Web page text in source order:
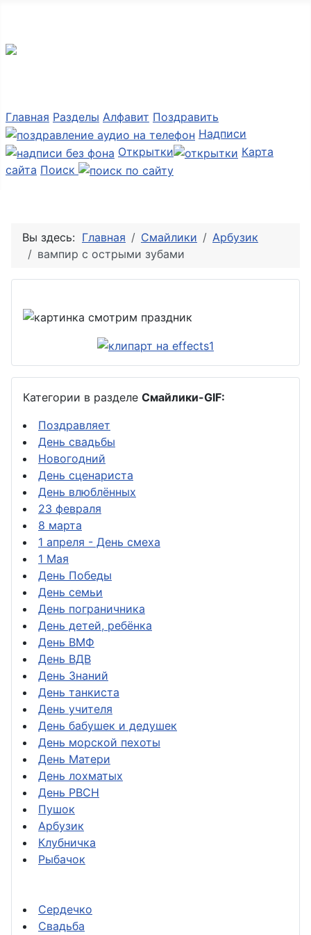
Главная Разделы Алфавит Поздравить
Надписи
Открытки
Карта
сайта Поиск
Вы здесь: Главная Смайлики
Арбузик
вампир с острыми зубами
Категории в разделе Смайлики-GIF:
Поздравляет
День свадьбы
Новогодний
День сценариста
День влюблённых
23 февраля
8 марта
1 апреля - День смеха
1 Мая
День Победы
День семьи
День пограничника
День детей, ребёнка
День ВМФ
День ВДВ
День Знаний
День танкиста
День учителя
День бабушек и дедушек
День морской пехоты
День Матери
День лохматых
День РВСН
Пушок
Арбузик
Клубничка
Рыбачок
Сердечко
Свадьба